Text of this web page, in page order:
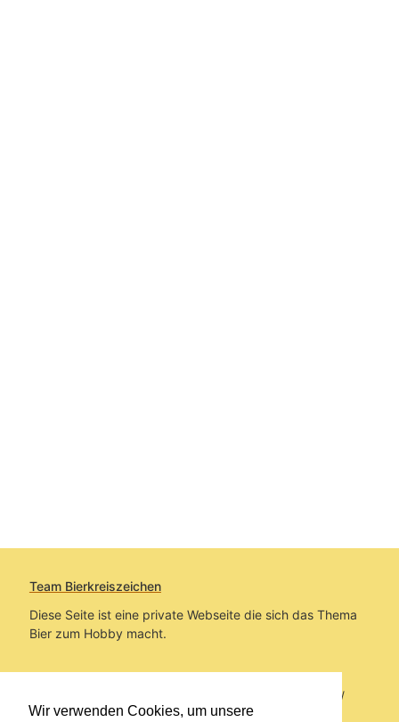
Wir verwenden Cookies, um unsere
Team Bierkreiszeichen
Diese Seite ist eine private Webseite die sich das Thema
Bier zum Hobby macht.
Sie befinden sich auf https://www.bierkreiszeichen.at/